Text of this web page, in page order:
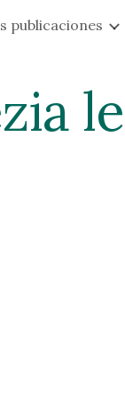
publicaciones